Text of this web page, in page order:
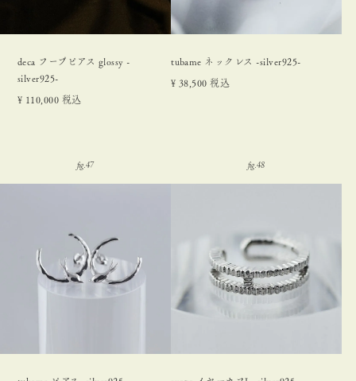
deca フープピアス glossy -
silver925-
¥ 110,000 税込
tubame ネックレス -silver925-
¥ 38,500 税込